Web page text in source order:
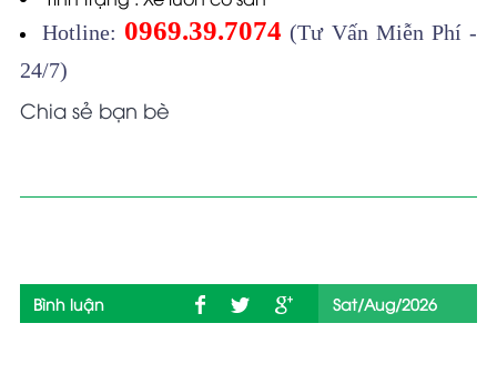
Hotline: 0969.39.7074 (Tư Vấn Miễn Phí -
24/7)
Chia sẻ bạn bè
Bình luận Sat/Aug/2026